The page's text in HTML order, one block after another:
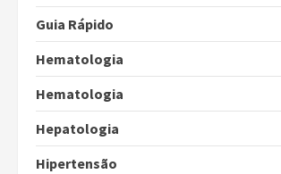
Guia Rápido
Hematologia
Hematologia
Hepatologia
Hipertensão